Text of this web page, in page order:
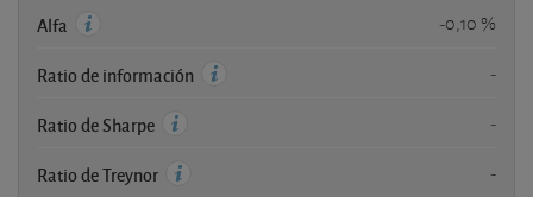
Alfa -0,10 %
Ratio de información -
Ratio de Sharpe -
Ratio de Treynor -